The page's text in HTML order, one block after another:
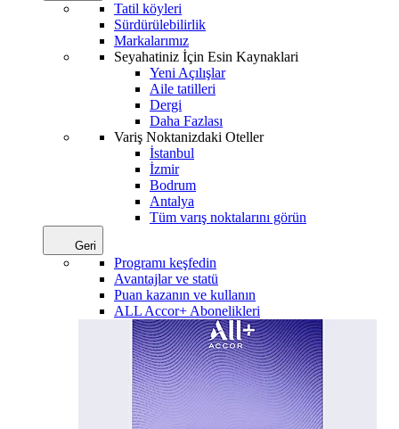
Tatil köyleri
Sürdürülebilirlik
Markalarımız
Seyahatiniz İçin Esin Kaynaklari
Yeni Açılışlar
Aile tatilleri
Dergi
Daha Fazlası
Variş Noktanizdaki Oteller
İstanbul
İzmir
Bodrum
Antalya
Tüm varış noktalarını görün
Geri
Programı keşfedin
Avantajlar ve statü
Puan kazanın ve kullanın
ALL Accor+ Abonelikleri